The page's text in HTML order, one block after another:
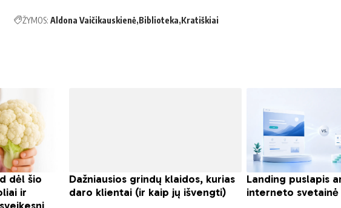
ŽYMOS: Aldona Vaičikauskienė Biblioteka Kratiškiai